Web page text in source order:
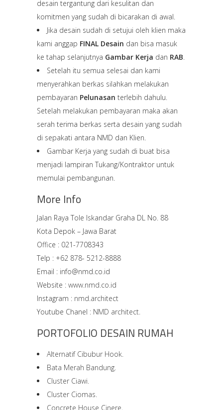
desain tergantung dari kesulitan dan
komitmen yang sudah di bicarakan di awal.
Jika desain sudah di setujui oleh klien maka
kami anggap FINAL Desain dan bisa masuk
ke tahap selanjutnya Gambar Kerja dan RAB.
Setelah itu semua selesai dan kami
menyerahkan berkas silahkan melakukan
pembayaran Pelunasan terlebih dahulu.
Setelah melakukan pembayaran maka akan
serah terima berkas serta desain yang sudah
di sepakati antara NMD dan Klien.
Gambar Kerja yang sudah di buat bisa
menjadi lampiran Tukang/Kontraktor untuk
memulai pembangunan.
More Info
Jalan Raya Tole Iskandar Graha DL No. 88
Kota Depok – Jawa Barat
Office : 021-7708343
Telp : +62 878- 5212-8888
Email : info@nmd.co.id
Website : www.nmd.co.id
Instagram : nmd.architect
Youtube Chanel : NMD architect.
PORTOFOLIO DESAIN RUMAH
Alternatif Cibubur Hook.
Bata Merah Bandung.
Cluster Ciawi.
Cluster Ciomas.
Concrete House Cinere.